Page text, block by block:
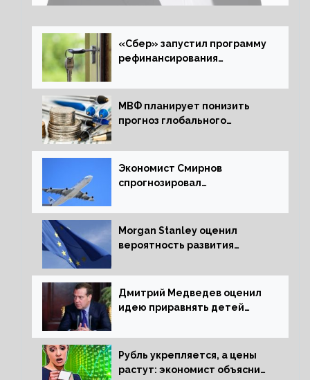
«Сбер» запустил программу
рефинансирования
МВФ планирует понизить
прогноз глобального
следующем отчете
Экономист Смирнов
спрогнозировал
России
Morgan Stanley оценил
вероятность развития
Дмитрий Медведев оценил
идею приравнять детей
Рубль укрепляется, а цены
растут: экономист объяснил